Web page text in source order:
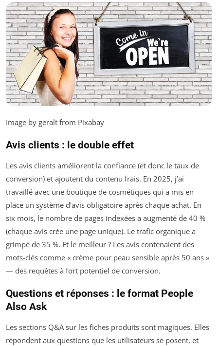
Image by geralt from Pixabay
Avis clients : le double effet
Les avis clients améliorent la confiance (et donc le taux de
conversion) et ajoutent du contenu frais. En 2025, j’ai
travaillé avec une boutique de cosmétiques qui a mis en
place un système d’avis obligatoire après chaque achat. En
six mois, le nombre de pages indexées a augmenté de 40 %
(chaque avis crée une page unique). Le trafic organique a
grimpé de 35 %. Et le meilleur ? Les avis contenaient des
mots-clés comme « crème pour peau sensible après 50 ans »
— des requêtes à fort potentiel de conversion.
Questions et réponses : le format People
Also Ask
Les sections Q&A sur les fiches produits sont magiques. Elles
répondent aux questions que les utilisateurs se posent, et